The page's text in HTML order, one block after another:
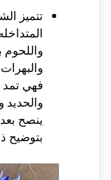
تتميز
واللحوم
فهي تمد
ينصح
بتوضيح